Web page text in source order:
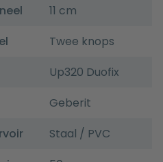
11 cm
Twee knops
Up320 Duofix
Geberit
Staal / PVC